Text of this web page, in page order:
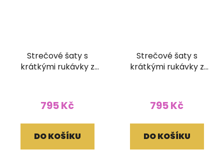
Strečové šaty s
krátkými rukávky z
795 Kč
DO KOŠÍKU
Strečové šaty s
krátkými rukávky z
795 Kč
DO KOŠÍKU